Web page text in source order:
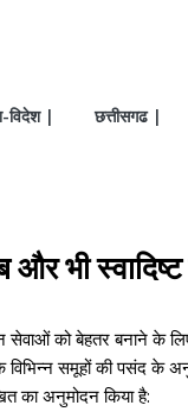
विदेश | छत्तीसगढ |
और भी
सेवाओं को बेहतर बनाने के
विभिन्न समूहों की पसंद के
का अनुमोदन किया है: